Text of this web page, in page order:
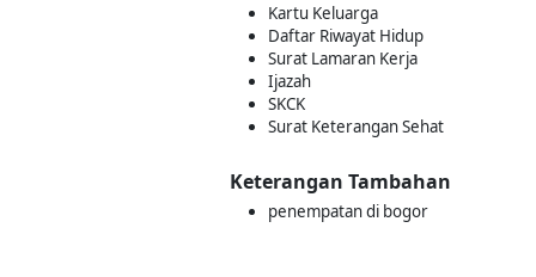
Kartu Keluarga
Daftar Riwayat Hidup
Surat Lamaran Kerja
Ijazah
SKCK
Surat Keterangan Sehat
Keterangan Tambahan
penempatan di bogor